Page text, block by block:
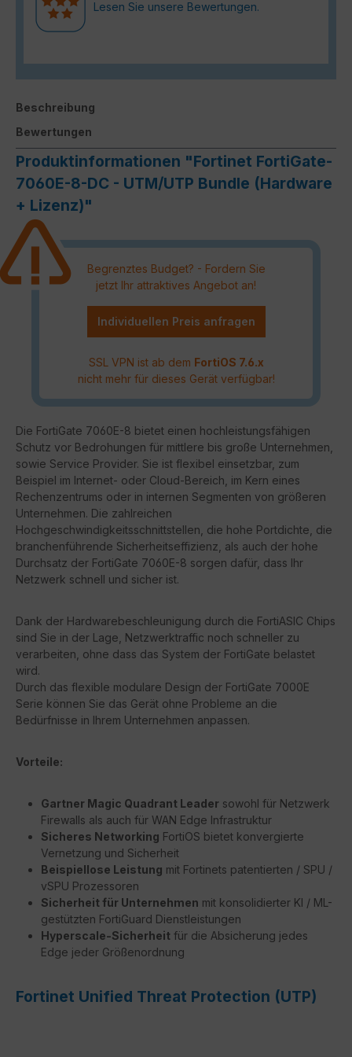
Lesen Sie unsere Bewertungen.
Beschreibung
Bewertungen
Produktinformationen "Fortinet FortiGate-
7060E-8-DC - UTM/UTP Bundle (Hardware
+ Lizenz)"
Begrenztes Budget? - Fordern Sie
jetzt Ihr attraktives Angebot an!
Individuellen Preis anfragen
SSL VPN ist ab dem FortiOS 7.6.x
nicht mehr für dieses Gerät verfügbar!
Die FortiGate 7060E-8 bietet einen hochleistungsfähigen
Schutz vor Bedrohungen für mittlere bis große Unternehmen,
sowie Service Provider. Sie ist flexibel einsetzbar, zum
Beispiel im Internet- oder Cloud-Bereich, im Kern eines
Rechenzentrums oder in internen Segmenten von größeren
Unternehmen. Die zahlreichen
Hochgeschwindigkeitsschnittstellen, die hohe Portdichte, die
branchenführende Sicherheitseffizienz, als auch der hohe
Durchsatz der FortiGate 7060E-8 sorgen dafür, dass Ihr
Netzwerk schnell und sicher ist.
Dank der Hardwarebeschleunigung durch die FortiASIC Chips
sind Sie in der Lage, Netzwerktraffic noch schneller zu
verarbeiten, ohne dass das System der FortiGate belastet
wird.
Durch das flexible modulare Design der FortiGate 7000E
Serie können Sie das Gerät ohne Probleme an die
Bedürfnisse in Ihrem Unternehmen anpassen.
Vorteile:
Gartner Magic Quadrant Leader sowohl für Netzwerk
Firewalls als auch für WAN Edge Infrastruktur
Sicheres Networking FortiOS bietet konvergierte
Vernetzung und Sicherheit
Beispiellose Leistung mit Fortinets patentierten / SPU /
vSPU Prozessoren
Sicherheit für Unternehmen mit konsolidierter KI / ML-
gestützten FortiGuard Dienstleistungen
Hyperscale-Sicherheit für die Absicherung jedes
Edge jeder Größenordnung
Fortinet Unified Threat Protection (UTP)